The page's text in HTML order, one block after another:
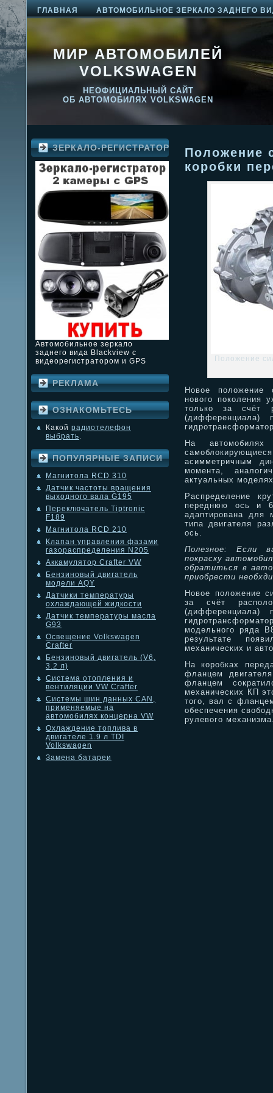
ГЛАВНАЯ АВТОМОБИЛЬНОЕ ЗЕРКАЛО ЗАДНЕГО
МИР АВТОМОБИЛЕЙ
VOLKSWAGEN
НЕОФИЦИАЛЬНЫЙ САЙТ
ОБ АВТОМОБИЛЯХ VOLKSWAGEN
ЗЕРКАЛО-РЕГИСТРАТОР
Автомобильное зеркало
заднего вида Blackview с
видеорегистратором и GPS
РЕКЛАМА
ОЗНАКОМЬТЕСЬ
Какой радиотелефон
выбрать.
ПОПУЛЯРНЫЕ ЗАПИСИ
Магнитола RCD 310
Датчик частоты вращения
выходного вала G195
Переключатель Tiptronic
F189
Магнитола RCD 210
Клапан управления фазами
газораспределения N205
Аккамулятор Crafter VW
Бензиновый двигатель
модели AQY
Датчики температуры
охлаждающей жидкости
Датчик температуры масла
G93
Освещение Volkswagen
Crafter
Бензиновый двигатель (V6,
3.2 л)
Система отопления и
вентиляции VW Crafter
Системы шин данных CAN,
применяемые на
автомобилях концерна VW
Охлаждение топлива в
двигателе 1.9 л TDI
Volkswagen
Замена батареи
Положение
коробки
Положение
Новое положение
нового поколения
только за счёт
(дифференциала)
На
асимметричным
момента,
актуальных
Распределение
переднюю ось и
адаптирована для
типа двигателя
ось.
Полезное: Если
покраску
обратиться в
приобрести
Новое положение
за счёт
(дифференциала)
модельного ряда
результате
механических и
На коробках
фланцем
фланцем
механических КП
того, вал с
обеспечения
рулевого